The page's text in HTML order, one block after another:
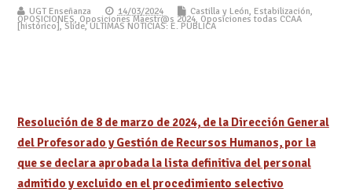
UGT Enseñanza 14/03/2024 Castilla y León, Estabilización,
OPOSICIONES, Oposiciones Maestr@s 2024, Oposiciones todas CCAA
[histórico], Slide, ÚLTIMAS NOTICIAS: E. PÚBLICA
Resolución de 8 de marzo de 2024, de la Dirección General
del Profesorado y Gestión de Recursos Humanos, por la
que se declara aprobada la lista definitiva del personal
admitido y excluido en el procedimiento selectivo